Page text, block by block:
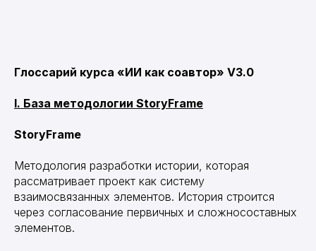
Глоссарий курса «ИИ как соавтор» V3.0
I. База методологии StoryFrame
StoryFrame
Методология разработки истории, которая
рассматривает проект как систему
взаимосвязанных элементов. История строится
через согласование первичных и сложносоставных
элементов.